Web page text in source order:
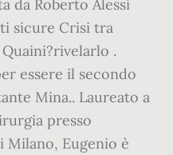
da Roberto Alessi
sicure Crisi tra
.
essere il secondo
Mina.. Laureato a
presso
Milano, Eugenio è